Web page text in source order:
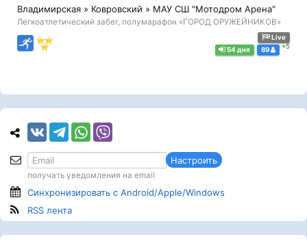
Владимирская » Ковровский » МАУ СШ "Мотодром Арена"
Легкоатлетический забег, полумарафон «ГОРОД ОРУЖЕЙНИКОВ»
Live
54 дня
89 +5
Настроить
получать уведомления на email
Синхронизировать с Android/Apple/Windows
RSS лента